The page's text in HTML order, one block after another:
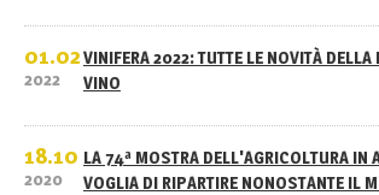
01.02
2022
VINIFERA 2022: TUTTE LE NOVITÀ DELLA
VINO
18.10
2020
LA 74ª MOSTRA DELL'AGRICOLTURA IN
VOGLIA DI RIPARTIRE NONOSTANTE IL